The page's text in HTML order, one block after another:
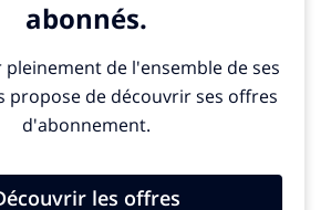
de l’équipe de France de ski
2026 à Milan-Cortina (Italie), indiqueun
24 avril 2025. Le contrat s’étend sur
en 2027. Somfy est déjà
saut à ski) jusqu’en 2026 et soutient
de manière individuelle.